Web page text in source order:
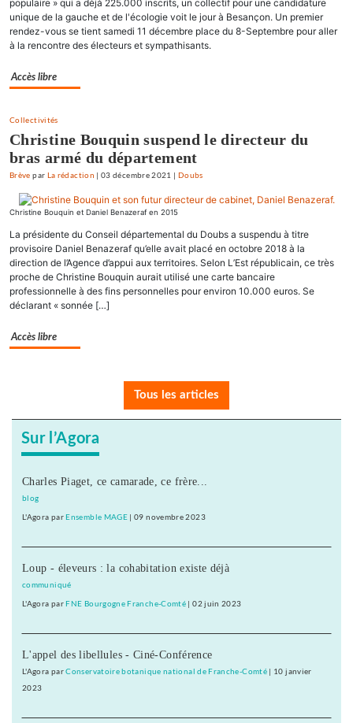
populaire » qui a déjà 225.000 inscrits, un collectif pour une candidature
unique de la gauche et de l'écologie voit le jour à Besançon. Un premier
rendez-vous se tient samedi 11 décembre place du 8-Septembre pour aller
à la rencontre des électeurs et sympathisants.
Accès libre
Collectivités
Christine Bouquin suspend le directeur du
bras armé du département
Brève par La rédaction |03 décembre 2021 | Doubs
Christine Bouquin et Daniel Benazeraf en 2015
La présidente du Conseil départemental du Doubs a suspendu à titre
provisoire Daniel Benazeraf qu’elle avait placé en octobre 2018 à la
direction de l’Agence d’appui aux territoires. Selon L’Est républicain, ce très
proche de Christine Bouquin aurait utilisé une carte bancaire
professionnelle à des fins personnelles pour environ 10.000 euros. Se
déclarant « sonnée […]
Accès libre
Tous les articles
Sur l’Agora
Charles Piaget, ce camarade, ce frère...
blog
L'Agora par Ensemble MAGE |09 novembre 2023
Loup - éleveurs : la cohabitation existe déjà
communiqué
L'Agora par FNE Bourgogne Franche-Comté |02 juin 2023
L'appel des libellules - Ciné-Conférence
L'Agora parConservatoire botanique national de Franche-Comté| 10 janvier
2023